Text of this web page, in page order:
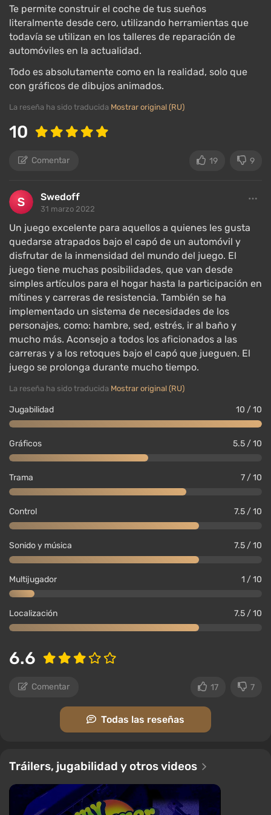
motocicleta, tractor, bote a motor, camión de
desagüe y otros. Sin embargo, tampoco se puede
conducir de manera imprudente; la policía está
siempre atenta a los infractores de velocidad. Hay
manteniéndola y limpiándola regularmente para
evitar averías y accidentes en la carretera.
en rallies y drag, pegar anuncios en las calles,
recoger bayas y fresas, jugar a juegos de azar,
sépticos de los vecinos, y recoger al vecino borracho
del pub de la ciudad. Y si eso no es suficiente,
siempre hay mods que añaden contenido diverso.
TOP-5 mods para My Summer Car:
Estantes para neumáticos — añade estanterías
para llantas;
Viaje rápido — permite moverse rápidamente a
lugares conocidos a pie;
Linterna — cuelga una linterna en el patio
garaje;
cantidad de árboles planos en el mapa para que
parezca más abierto;
Reproductor de CD Mejorado — añade un
reproductor de CD mejorado con soporte para
mp3 y una cantidad ilimitada de CD.
Te permite construir el coche de tus sueños
literalmente desde cero, utilizando herramientas que
todavía se utilizan en los talleres de reparación de
automóviles en la actualidad.
Todo es absolutamente como en la realidad, solo que
con gráficos de dibujos animados.
La reseña ha sido traducida Mostrar original (RU)
10
Comentar 19 9
Swedoff
31 marzo 2022
Un juego excelente para aquellos a quienes les gusta
quedarse atrapados bajo el capó de un automóvil y
disfrutar de la inmensidad del mundo del juego. El
juego tiene muchas posibilidades, que van desde
simples artículos para el hogar hasta la participación en
mítines y carreras de resistencia. También se ha
implementado un sistema de necesidades de los
personajes, como: hambre, sed, estrés, ir al baño y
mucho más. Aconsejo a todos los aficionados a las
carreras y a los retoques bajo el capó que jueguen. El
juego se prolonga durante mucho tiempo.
La reseña ha sido traducida Mostrar original (RU)
Jugabilidad 10 / 10
Gráficos 5.5 / 10
Trama 7 / 10
Control 7.5 / 10
Sonido y música 7.5 / 10
Multijugador 1 / 10
Localización 7.5 / 10
6.6
Comentar 17 7
Todas las reseñas
Tráilers, jugabilidad y otros videos